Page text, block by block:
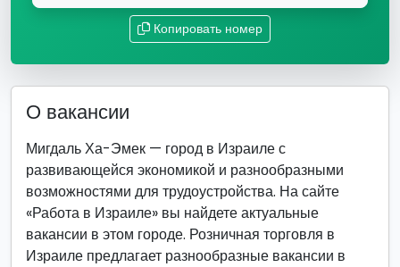
Копировать номер
О вакансии
Мигдаль Ха-Эмек — город в Израиле с
развивающейся экономикой и разнообразными
возможностями для трудоустройства. На сайте
«Работа в Израиле» вы найдете актуальные
вакансии в этом городе. Розничная торговля в
Израиле предлагает разнообразные вакансии в